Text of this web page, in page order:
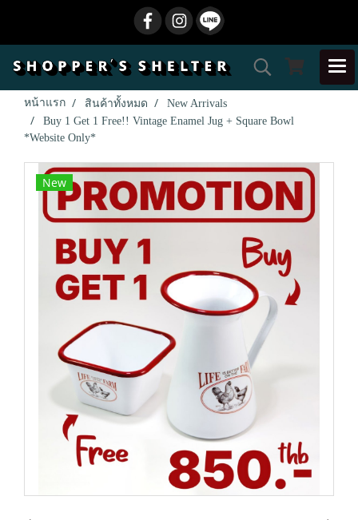
หน้าแรก สินค้าทั้งหมด
New Arrivals
Buy 1 Get 1 Free!! Vintage Enamel Jug + Square Bowl
*Website Only*
New